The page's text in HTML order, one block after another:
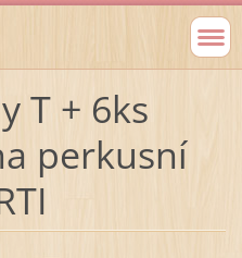
T + 6ks
perkusní